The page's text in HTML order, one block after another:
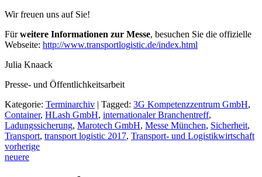
Wir freuen uns auf Sie!
Fürweitere Informationen zur Messe, besuchen Sie die offizielle
Webseite: http://www.transportlogistic.de/index.html
Julia Knaack
Presse- und Öffentlichkeitsarbeit
Kategorie: Terminarchiv | Tagged: 3G Kompetenzzentrum GmbH,
Container, HLash GmbH, internationaler Branchentreff,
Ladungssicherung, Marotech GmbH, Messe München, Sicherheit,
Transport, transport logistic 2017, Transport- und Logistikwirtschaft
Post
navigation
vorherige
neuere